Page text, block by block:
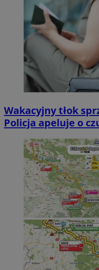
Wakacyjny tłok
Policja apeluje o